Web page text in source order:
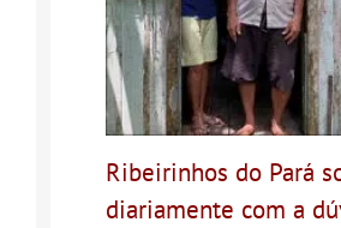
Ribeirinhos do Pará
diariamente com a